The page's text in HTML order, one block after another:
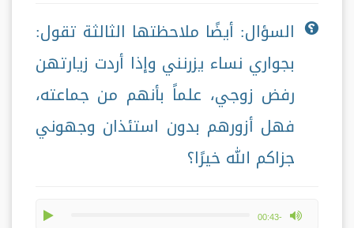
السؤال: أيضًا ملاحظتها الثالثة تقول:
بجواري نساء يزرنني وإذا أردت زيارتهن
رفض زوجي، علماً بأنهم من جماعته،
فهل أزورهم بدون استئذان وجهوني
جزاكم الله خيرًا؟
-00:43
max volume